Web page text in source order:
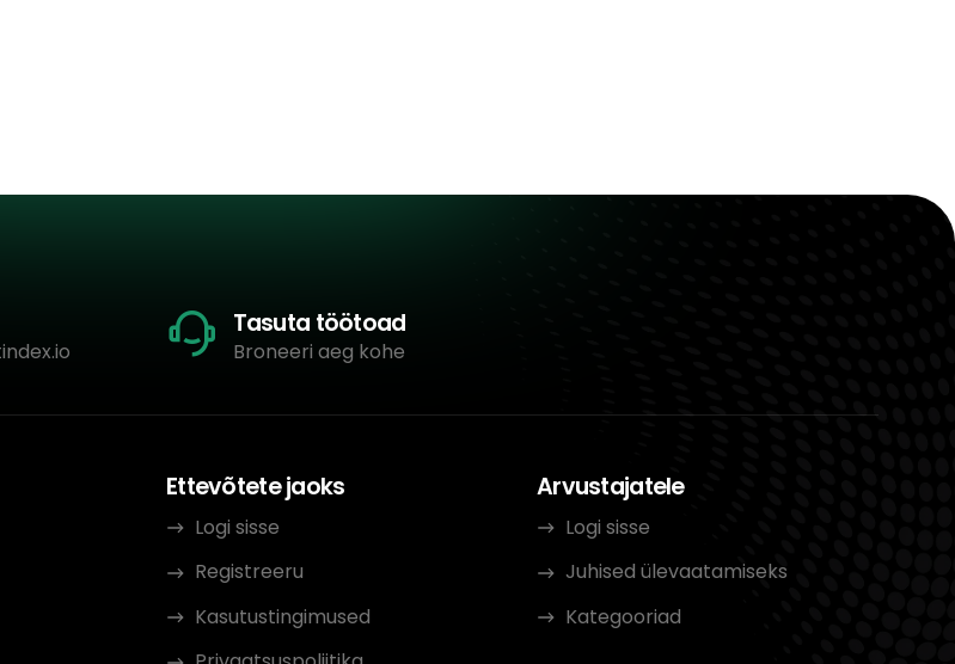
Tasuta töötoad
Broneeri aeg kohe
Ettevõtete jaoks
Logi sisse
Registreeru
Kasutustingimused
Arvustajatele
Logi sisse
Juhised ülevaatamiseks
Kategooriad